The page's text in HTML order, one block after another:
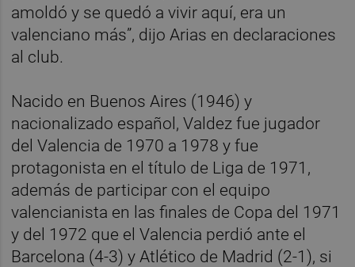
amoldó y se quedó a vivir aquí, era un
valenciano más”, dijo Arias en declaraciones
al club.
Nacido en Buenos Aires (1946) y
nacionalizado español, Valdez fue jugador
del Valencia de 1970 a 1978 y fue
protagonista en el título de Liga de 1971,
además de participar con el equipo
valencianista en las finales de Copa del 1971
y del 1972 que el Valencia perdió ante el
Barcelona (4-3) y Atlético de Madrid (2-1), si